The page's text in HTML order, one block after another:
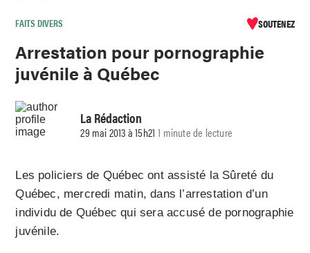
FAITS DIVERS SOUTENEZ
Arrestation pour pornographie
juvénile à Québec
La Rédaction
29 mai 2013 à 15h21 1 minute de lecture
Les policiers de Québec ont assisté la Sûreté du
Québec, mercredi matin, dans l’arrestation d’un
individu de Québec qui sera accusé de pornographie
juvénile.